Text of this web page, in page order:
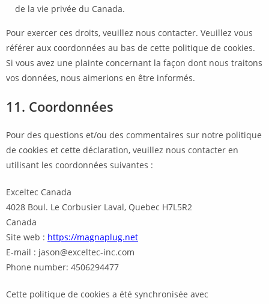
de la vie privée du Canada.
Pour exercer ces droits, veuillez nous contacter. Veuillez vous
référer aux coordonnées au bas de cette politique de cookies.
Si vous avez une plainte concernant la façon dont nous traitons
vos données, nous aimerions en être informés.
11. Coordonnées
Pour des questions et/ou des commentaires sur notre politique
de cookies et cette déclaration, veuillez nous contacter en
utilisant les coordonnées suivantes :
Exceltec Canada
4028 Boul. Le Corbusier Laval, Quebec H7L5R2
Canada
Site web : https://magnaplug.net
E-mail : jason@exceltec-inc.com
Phone number: 4506294477
Cette politique de cookies a été synchronisée avec